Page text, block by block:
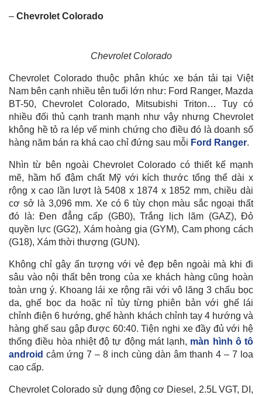
– Chevrolet Colorado
Chevrolet Colorado
Chevrolet Colorado thuộc phân khúc xe bán tải tại Việt
Nam bên cạnh nhiều tên tuổi lớn như: Ford Ranger, Mazda
BT-50, Chevrolet Colorado, Mitsubishi Triton… Tuy có
nhiều đối thủ cạnh tranh mạnh như vậy nhưng Chevrolet
không hề tỏ ra lép vế minh chứng cho điều đó là doanh số
hàng năm bán ra khá cao chỉ đứng sau mỗi Ford Ranger.
Nhìn từ bên ngoài Chevrolet Colorado có thiết kế mạnh
mẽ, hầm hố đậm chất Mỹ với kích thước tổng thể dài x
rộng x cao lần lượt là 5408 x 1874 x 1852 mm, chiều dài
cơ sở là 3,096 mm. Xe có 6 tùy chọn màu sắc ngoại thất
đó là: Đen đẳng cấp (GB0), Trắng lịch lãm (GAZ), Đỏ
quyền lực (GG2), Xám hoàng gia (GYM), Cam phong cách
(G18), Xám thời thượng (GUN).
Không chỉ gây ấn tượng với vẻ đẹp bên ngoài mà khi đi
sâu vào nội thất bên trong của xe khách hàng cũng hoàn
toàn ưng ý. Khoang lái xe rộng rãi với vô lăng 3 chấu bọc
da, ghế bọc da hoặc nỉ tùy từng phiên bản với ghế lái
chỉnh điện 6 hướng, ghế hành khách chỉnh tay 4 hướng và
hàng ghế sau gập được 60:40. Tiện nghi xe đầy đủ với hệ
thống điều hòa nhiệt độ tự động mát lạnh, màn hình ô tô
android cảm ứng 7 – 8 inch cùng dàn âm thanh 4 – 7 loa
cao cấp.
Chevrolet Colorado sử dụng động cơ Diesel, 2.5L VGT, DI,